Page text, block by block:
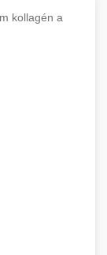
kollagén a